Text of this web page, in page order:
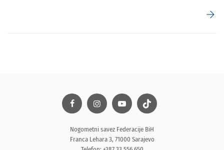
arrow_forward
Nogometni savez Federacije BiH
Franca Lehara 3, 71000 Sarajevo